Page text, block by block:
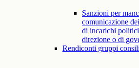
Sanzioni per
comunicazione
di incarichi
direzione o di
Rendiconti gruppi